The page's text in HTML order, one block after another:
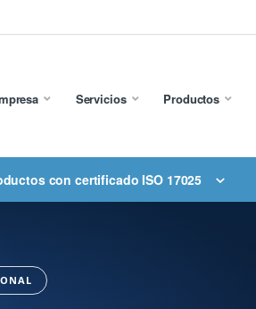
Servicios Productos
con certificado ISO 17025